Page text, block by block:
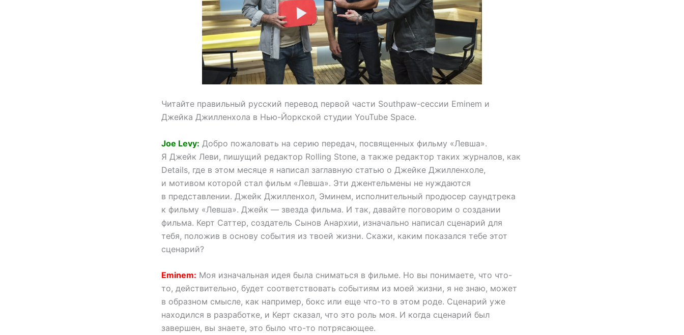
Читайте правильный русский перевод первой части Southpaw-сессии Eminem и
Джейка Джилленхола в Нью-Йоркской студии YouTube Space.
Joe Levy: Добро пожаловать на серию передач, посвященных фильму «Левша».
Я Джейк Леви, пишущий редактор Rolling Stone, а также редактор таких журналов, как
Details, где в этом месяце я написал заглавную статью о Джейке Джилленхоле,
и мотивом которой стал фильм «Левша». Эти джентельмены не нуждаются
в представлении. Джейк Джилленхол, Эминем, исполнительный продюсер саундтрека
к фильму «Левша». Джейк — звезда фильма. И так, давайте поговорим о создании
фильма. Керт Саттер, создатель Сынов Анархии, изначально написал сценарий для
тебя, положив в основу события из твоей жизни. Скажи, каким показался тебе этот
сценарий?
Eminem: Моя изначальная идея была сниматься в фильме. Но вы понимаете, что что-
то, действительно, будет соответствовать событиям из моей жизни, я не знаю, может
в образном смысле, как например, бокс или еще что-то в этом роде. Сценарий уже
находился в разработке, и Керт сказал, что это роль моя. И когда сценарий был
завершен, вы знаете, это было что-то потрясающее.